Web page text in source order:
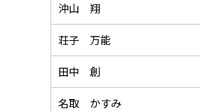
沖山 翔
荘子 万能
田中 創
名取 かすみ